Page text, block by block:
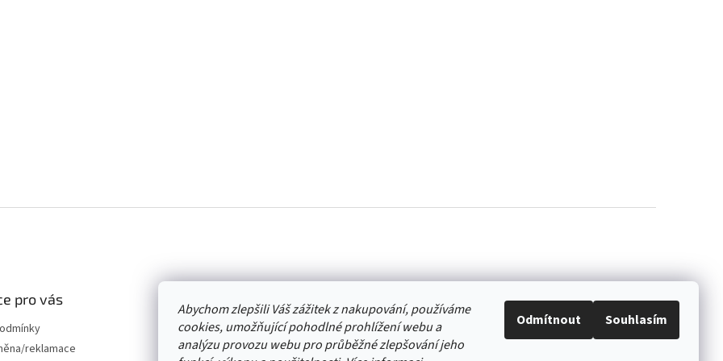
Abychom zlepšili Váš zážitek z nakupování, používáme
cookies, umožňující pohodlné prohlížení webu a
analýzu provozu webu pro průběžné zlepšování jeho
Odmítnout Souhlasím
pro vás
reklamace